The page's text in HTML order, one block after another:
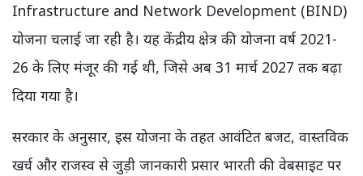
Infrastructure and Network Development (BIND)
योजना चलाई जा रही है। यह केंद्रीय क्षेत्र की योजना वर्ष 2021-
26 के लिए मंजूर की गई थी, जिसे अब 31 मार्च 2027 तक बढ़ा
दिया गया है।
सरकार के अनुसार, इस योजना के तहत आवंटित बजट, वास्तविक
खर्च और राजस्व से जुड़ी जानकारी प्रसार भारती की वेबसाइट पर